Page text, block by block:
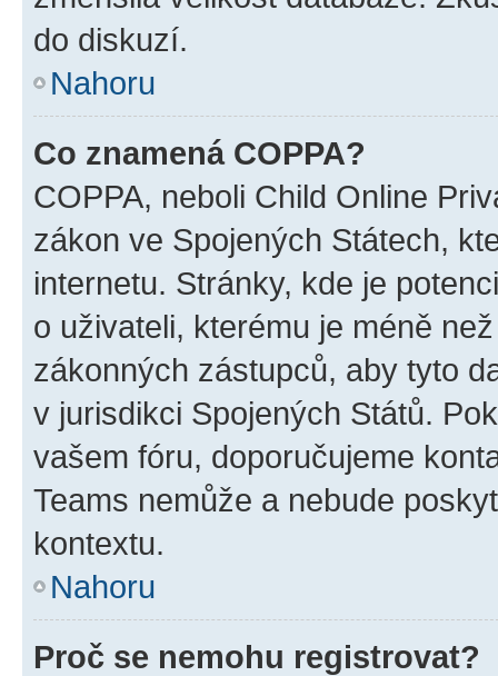
do diskuzí.
Nahoru
Co znamená COPPA?
COPPA, neboli Child Online
zákon ve Spojených Státech,
internetu. Stránky, kde je
o uživateli, kterému je méně
zákonných zástupců, aby tyto
v jurisdikci Spojených Států.
vašem fóru, doporučujeme
Teams nemůže a nebude
kontextu.
Nahoru
Proč se nemohu registrovat?